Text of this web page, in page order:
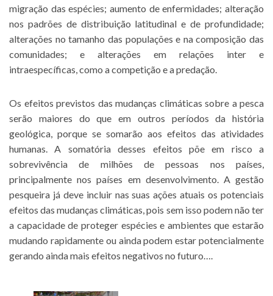
migração das espécies; aumento de enfermidades; alteração
nos padrões de distribuição latitudinal e de profundidade;
alterações no tamanho das populações e na composição das
comunidades; e alterações em relações inter e
intraespecíficas, como a competição e a predação.
Os efeitos previstos das mudanças climáticas sobre a pesca
serão maiores do que em outros períodos da história
geológica, porque se somarão aos efeitos das atividades
humanas. A somatória desses efeitos põe em risco a
sobrevivência de milhões de pessoas nos países,
principalmente nos países em desenvolvimento. A gestão
pesqueira já deve incluir nas suas ações atuais os potenciais
efeitos das mudanças climáticas, pois sem isso podem não ter
a capacidade de proteger espécies e ambientes que estarão
mudando rapidamente ou ainda podem estar potencialmente
gerando ainda mais efeitos negativos no futuro….